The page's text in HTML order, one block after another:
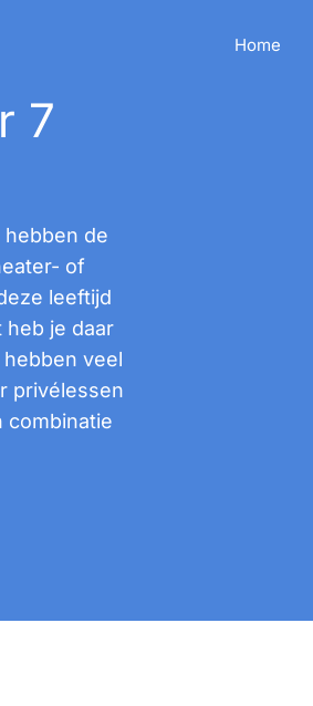
Home
7
de
of
leeftijd
je daar
veel
privélessen
combinatie